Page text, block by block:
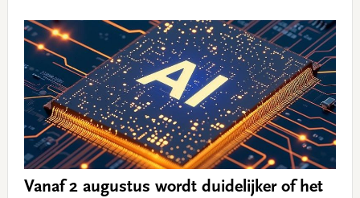
Vanaf 2 augustus wordt duidelijker of het